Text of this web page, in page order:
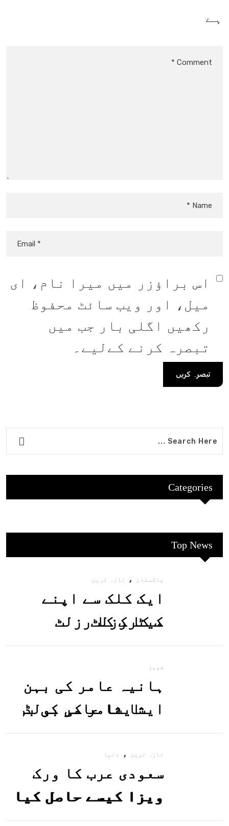
Categories
Top News
پاکستان , تازہ ترین
ایک کلک سے اپنے
میٹرک کا رزلٹ
معلوم کریں
شوبز
ہانیہ عامر کی بہن
ایشا عامر کی بولڈ
تصاویر وائرل ہو
گئیں
تازہ ترین , دنیا
سعودی عرب کا ورک
ویزا کیسے حاصل کیا
جاسکتا ہے؟جانیے
ہے
اس براؤزر میں میرا نام، ای
میل، اور ویب سائٹ محفوظ
رکھیں اگلی بار جب میں
تبصرہ کرنے کےلیے۔